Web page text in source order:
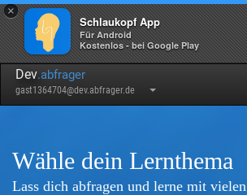
×
Schlaukopf App
Für Android
Kostenlos - bei Google Play
Dev.abfrager
gast1364704@dev.abfrager.de
Wähle dein Lernthema
Lass dich abfragen und lerne mit vielen